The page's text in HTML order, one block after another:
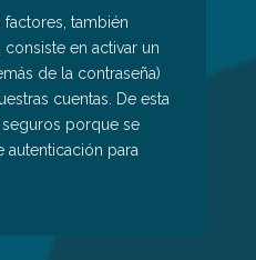
factores, también
en activar un
de la contraseña)
cuentas. De esta
porque se
autenticación para